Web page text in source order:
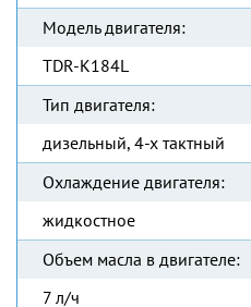
Модель двигателя:
TDR-K184L
Тип двигателя:
дизельный, 4-х тактный
Охлаждение двигателя:
жидкостное
Объем масла в двигателе:
7 л/ч